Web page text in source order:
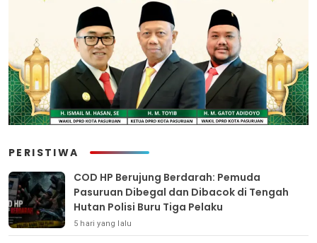
PERISTIWA
COD HP Berujung Berdarah: Pemuda
Pasuruan Dibegal dan Dibacok di Tengah
Hutan Polisi Buru Tiga Pelaku
5 hari yang lalu